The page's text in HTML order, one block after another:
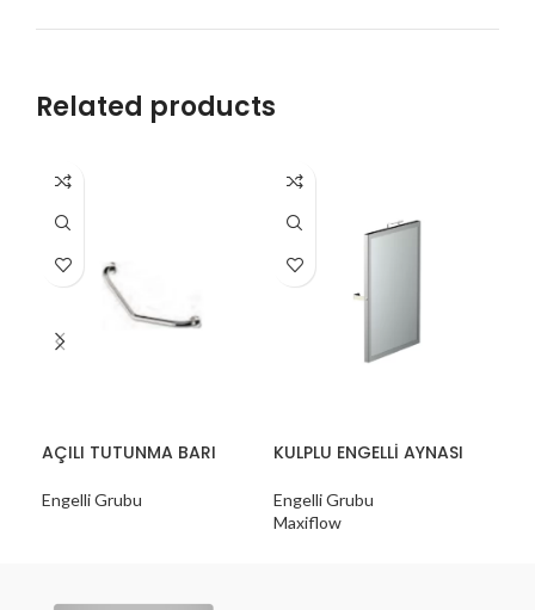
Related products
AÇILI TUTUNMA BARI
Engelli Grubu
KULPLU ENGELLİ AYNASI
Engelli Grubu
Maxiflow